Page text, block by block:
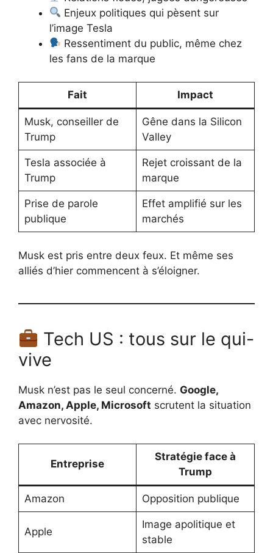
Enjeux politiques qui pèsent sur
l’image Tesla
Ressentiment du public, même chez
les fans de la marque
Fait Impact
Musk, conseiller de
Trump
Gêne dans la Silicon
Valley
Tesla associée à
Trump
Rejet croissant de la
marque
Prise de parole
publique
Effet amplifié sur les
marchés
Musk est pris entre deux feux. Et même ses
alliés d’hier commencent à s’éloigner.
Tech US : tous sur le qui-
vive
Musk n’est pas le seul concerné. Google,
Amazon, Apple, Microsoft scrutent la situation
avec nervosité.
Entreprise
Stratégie face à
Trump
Amazon Opposition publique
Apple
Image apolitique et
stable